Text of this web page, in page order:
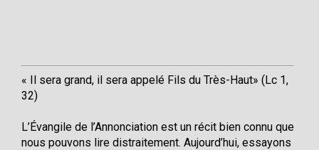
« Il sera grand, il sera appelé Fils du Très-Haut» (Lc 1,
32)
L’Évangile de l’Annonciation est un récit bien connu que
nous pouvons lire distraitement. Aujourd’hui, essayons